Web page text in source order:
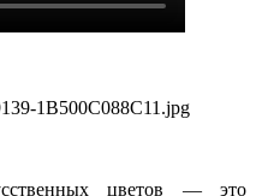
цветов — это